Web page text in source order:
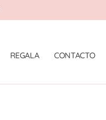
REGALA CONTACTO